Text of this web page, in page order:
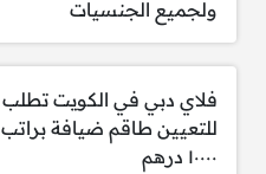
ولجميع الجنسيات
فلاي دبي في الكويت تطلب
للتعيين طاقم ضيافة براتب
١٠٠٠٠ درهم